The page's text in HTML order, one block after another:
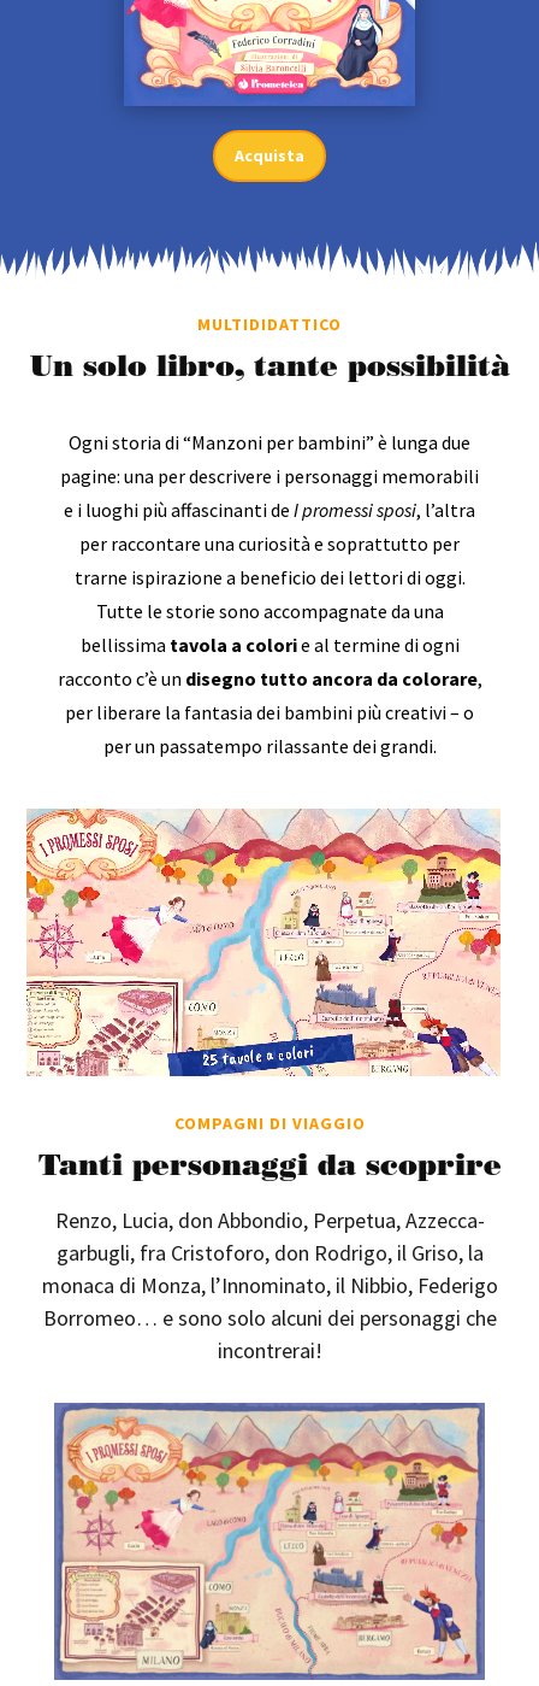
Acquista
MULTIDIDATTICO
Un solo libro, tante possibilità
Ogni storia di “Manzoni per bambini” è lunga due
pagine: una per descrivere i personaggi memorabili
e i luoghi più affascinanti de I promessi sposi, l’altra
per raccontare una curiosità e soprattutto per
trarne ispirazione a beneficio dei lettori di oggi.
Tutte le storie sono accompagnate da una
bellissima tavola a colorie al termine di ogni
racconto c’è un disegno tutto ancora da colorare,
per liberare la fantasia dei bambini più creativi – o
per un passatempo rilassante dei grandi.
COMPAGNI DI VIAGGIO
Tanti personaggi da scoprire
Renzo, Lucia, don Abbondio, Perpetua, Azzecca-
garbugli, fra Cristoforo, don Rodrigo, il Griso, la
monaca di Monza, l’Innominato, il Nibbio, Federigo
Borromeo… e sono solo alcuni dei personaggi che
incontrerai!